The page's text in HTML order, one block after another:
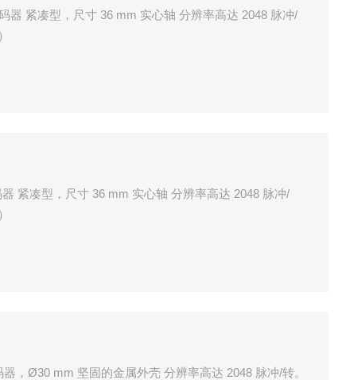
器 紧凑型，尺寸 36 mm 实心轴 分辨率高达 2048 脉冲/
紧凑型，尺寸 36 mm 实心轴 分辨率高达 2048 脉冲/
，Ø30 mm 坚固的金属外壳 分辨率高达 2048 脉冲/转。